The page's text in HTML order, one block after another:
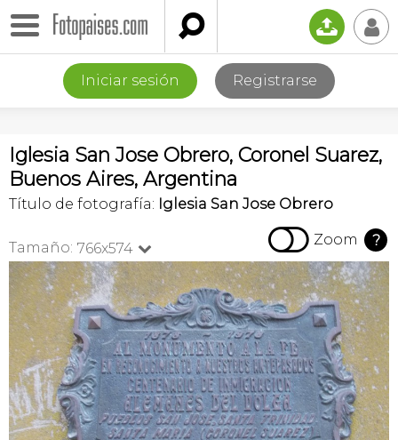
 📤 👤
Iniciar sesión Registrarse
Iglesia San Jose Obrero, Coronel Suarez,
Buenos Aires, Argentina
Título de fotografía: Iglesia San Jose Obrero
Tamaño: 766x574   Zoom ?